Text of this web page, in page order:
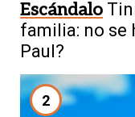
Escándalo
familia: no se
Paul?
2